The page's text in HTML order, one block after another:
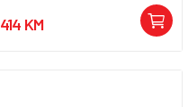
414 KM